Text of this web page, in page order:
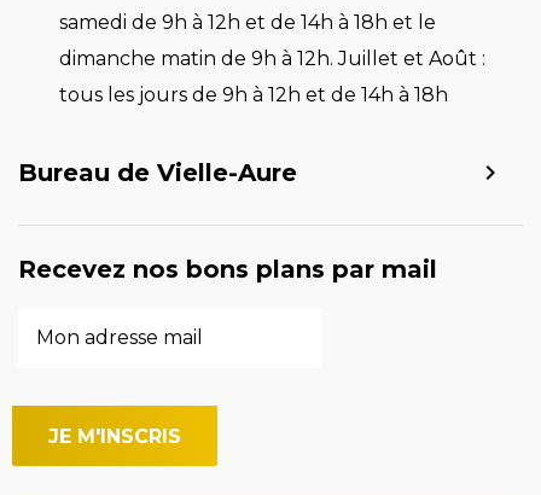
samedi de 9h à 12h et de 14h à 18h et le
dimanche matin de 9h à 12h. Juillet et Août :
tous les jours de 9h à 12h et de 14h à 18h
Bureau de Vielle-Aure
Recevez nos bons plans par mail